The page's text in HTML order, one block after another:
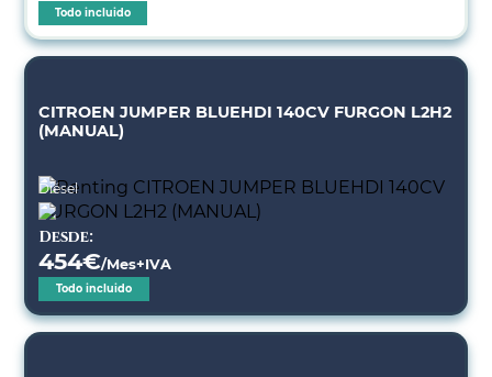
Todo incluido
CITROEN JUMPER BLUEHDI 140CV FURGON L2H2
(MANUAL)
Diésel
Desde:
454€/Mes+IVA
Todo incluido